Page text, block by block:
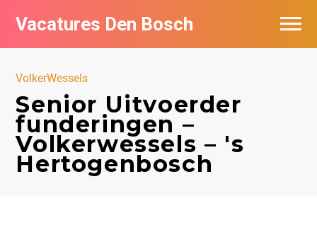
Vacatures Den Bosch
VolkerWessels
Senior Uitvoerder
funderingen –
Volkerwessels – 's
Hertogenbosch
Vacatures per bedrijf in Den Bosch